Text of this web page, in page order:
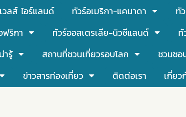
ลส์ ไอร์แลนด์ ทัวร์อเมริกา-แคนาดา
ทั
ฟริกา ทัวร์ออสเตรเลีย-นิวซีแลนด์
ทั
ารู้ สถานที่ชวนเที่ยวรอบโลก
ชวนชอ
ข่าวสารท่องเที่ยว ติดต่อเรา เกี่ยว